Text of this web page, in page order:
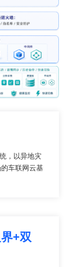
，以异地灾
车联网云基
+双